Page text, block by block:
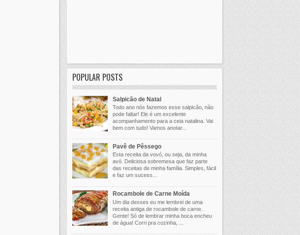
POPULAR POSTS
Salpicão de Natal
Todo ano nós fazemos esse salpicão, não
pode faltar! Ele é um excelente
acompanhamento para a ceia natalina. Vai
bem com tudo! Vamos anotar...
Pavê de Pêssego
Esta receita da vovó, ou seja, da minha
avó. Deliciosa sobremesa que faz parte
das receitas de minha família. Simples, fácil
e faz um sucess...
Rocambole de Carne Moída
Um dia desses eu me lembrei de uma
receita antiga de rocambole de carne.
Gente! Só de lembrar minha boca encheu
de água! Corri pra cozinha, ...